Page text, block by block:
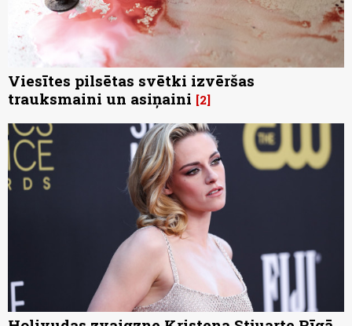
Viesītes pilsētas svētki izvēršas
trauksmaini un asiņaini 2